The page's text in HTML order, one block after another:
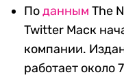
Поданным The
Twitter Маск
компании.
работает около